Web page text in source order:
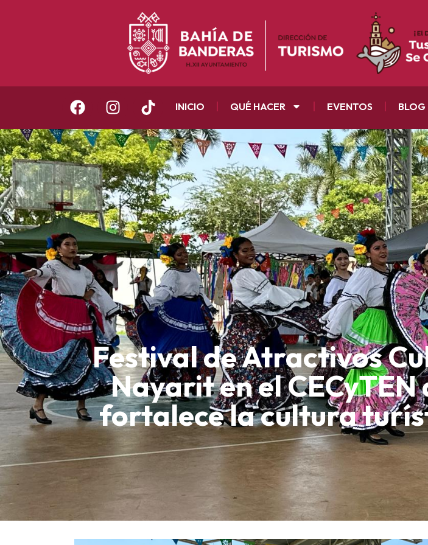
INICIO QUÉ HACER EVENTOS BLOG
Festival de Atractivos
Nayarit en el
fortalece la cultura